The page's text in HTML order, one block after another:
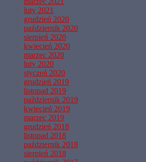
luty 2021
grudzień 2020
październik 2020
sierpień 2020
kwiecień 2020
marzec 2020
luty 2020
styczeń 2020
grudzień 2019
listopad 2019
październik 2019
kwiecień 2019
marzec 2019
grudzień 2018
listopad 2018
październik 2018
sierpień 2018